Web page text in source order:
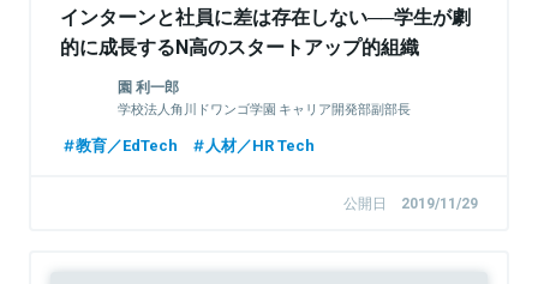
インターンと社員に差は存在しない──学生が劇
的に成長するN高のスタートアップ的組織
園 利一郎
学校法人角川ドワンゴ学園 キャリア開発部副部長
教育／EdTech 人材／HR Tech
公開日 2019/11/29